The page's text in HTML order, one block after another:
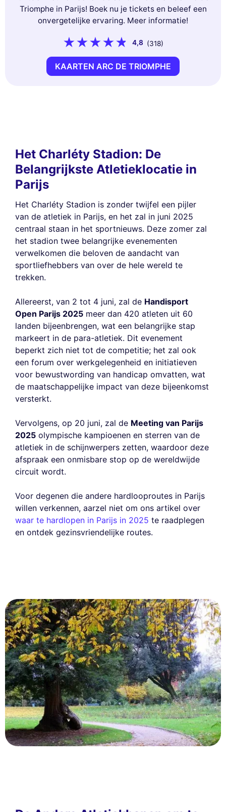
Triomphe in Parijs! Boek nu je tickets en beleef een
onvergetelijke ervaring. Meer informatie!
4,8 (318)
KAARTEN ARC DE TRIOMPHE
Het Charléty Stadion: De
Belangrijkste Atletieklocatie in
Parijs
Het Charléty Stadion is zonder twijfel een pijler
van de atletiek in Parijs, en het zal in juni 2025
centraal staan in het sportnieuws. Deze zomer zal
het stadion twee belangrijke evenementen
verwelkomen die beloven de aandacht van
sportliefhebbers van over de hele wereld te
trekken.
Allereerst, van 2 tot 4 juni, zal de Handisport
Open Parijs 2025 meer dan 420 atleten uit 60
landen bijeenbrengen, wat een belangrijke stap
markeert in de para-atletiek. Dit evenement
beperkt zich niet tot de competitie; het zal ook
een forum over werkgelegenheid en initiatieven
voor bewustwording van handicap omvatten, wat
de maatschappelijke impact van deze bijeenkomst
versterkt.
Vervolgens, op 20 juni, zal de Meeting van Parijs
2025 olympische kampioenen en sterren van de
atletiek in de schijnwerpers zetten, waardoor deze
afspraak een onmisbare stop op de wereldwijde
circuit wordt.
Voor degenen die andere hardlooproutes in Parijs
willen verkennen, aarzel niet om ons artikel over
waar te hardlopen in Parijs in 2025 te raadplegen
en ontdek gezinsvriendelijke routes.